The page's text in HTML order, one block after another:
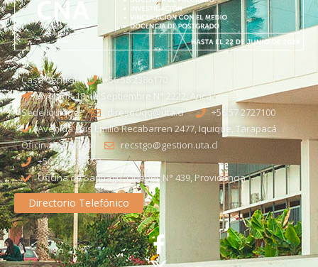
Casa Central
+56 58 2386170
Avenida 18 de Septiembre N° 2222, Arica
Sede Iquique
direseciqq@uta.cl
+56 57 2727100​
Avenida Luis Emilio Recabarren 2477, Iquique, Tarapacá
Oficina Santiago
recstgo@gestion.uta.cl
+56 58 2386093
Oficina de Santiago: Quebec N° 439, Providencia
Directorio Telefónico